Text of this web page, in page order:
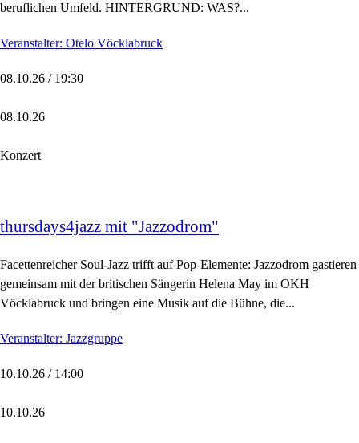
beruflichen Umfeld. HINTERGRUND: WAS?...
Veranstalter: Otelo Vöcklabruck
08.10.26 / 19:30
08.10.26
Konzert
thursdays4jazz mit "Jazzodrom"
Facettenreicher Soul-Jazz trifft auf Pop-Elemente: Jazzodrom gastieren
gemeinsam mit der britischen Sängerin Helena May im OKH
Vöcklabruck und bringen eine Musik auf die Bühne, die...
Veranstalter: Jazzgruppe
10.10.26 / 14:00
10.10.26